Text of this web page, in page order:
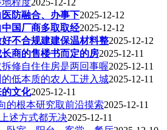
防融合、办事下2025-12-12
国厂商多取取经2025-12-12
不合规建建保温材料整2025-12-12
商的售楼书而定的房2025-12-11
修自住住房是两回事喔2025-12-11
低本质的农人工进入城2025-12-11
文化2025-12-11
的根本研究取前沿摸索2025-12-11
述方式都无决2025-12-11